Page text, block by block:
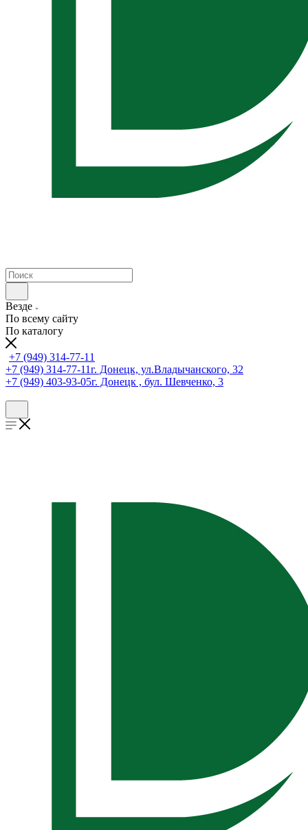
Везде
По всему сайту
По каталогу
+7 (949) 314-77-11
+7 (949) 314-77-11г. Донецк, ул.Владычанского, 32
+7 (949) 403-93-05г. Донецк , бул. Шевченко, 3